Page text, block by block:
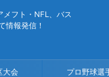
フト・NFL、バス
情報発信！
大会 プロ野球選